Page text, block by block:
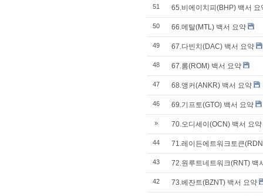
51 65.비에이치피(BHP) 백서 요
50 66.메탈(MTL) 백서 요약
49 67.다빈치(DAC) 백서 요약
48 67.롬(ROM) 백서 요약
47 68.앵커(ANKR) 백서 요약
46 69.기프토(GTO) 백서 요약
» 70.오디세이(OCN) 백서 요약
44 71.레이든에트워크토큰
43 72.원루트네트워크(RNT) 백
42 73.베잔트(BZNT) 백서 요약